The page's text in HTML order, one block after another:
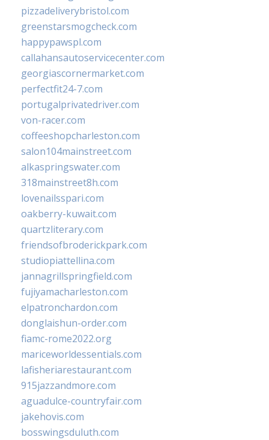
pizzadeliverybristol.com
greenstarsmogcheck.com
happypawspl.com
callahansautoservicecenter.com
georgiascornermarket.com
perfectfit24-7.com
portugalprivatedriver.com
von-racer.com
coffeeshopcharleston.com
salon104mainstreet.com
alkaspringswater.com
318mainstreet8h.com
lovenailsspari.com
oakberry-kuwait.com
quartzliterary.com
friendsofbroderickpark.com
studiopiattellina.com
jannagrillspringfield.com
fujiyamacharleston.com
elpatronchardon.com
donglaishun-order.com
fiamc-rome2022.org
mariceworldessentials.com
lafisheriarestaurant.com
915jazzandmore.com
aguadulce-countryfair.com
jakehovis.com
bosswingsduluth.com